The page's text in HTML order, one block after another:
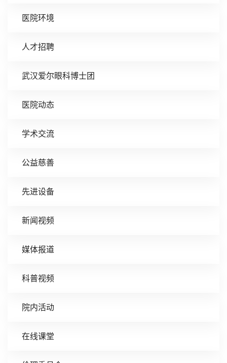
医院环境
人才招聘
武汉爱尔眼科博士团
医院动态
学术交流
公益慈善
先进设备
新闻视频
媒体报道
科普视频
院内活动
在线课堂